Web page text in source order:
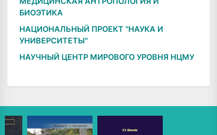
БИОЭТИКА
НАЦИОНАЛЬНЫЙ ПРОЕКТ "НАУКА И
УНИВЕРСИТЕТЫ"
НАУЧНЫЙ ЦЕНТР МИРОВОГО УРОВНЯ НЦМУ